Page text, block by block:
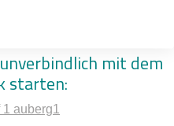
der
gespeichert werden kann.
mit dem
starten: